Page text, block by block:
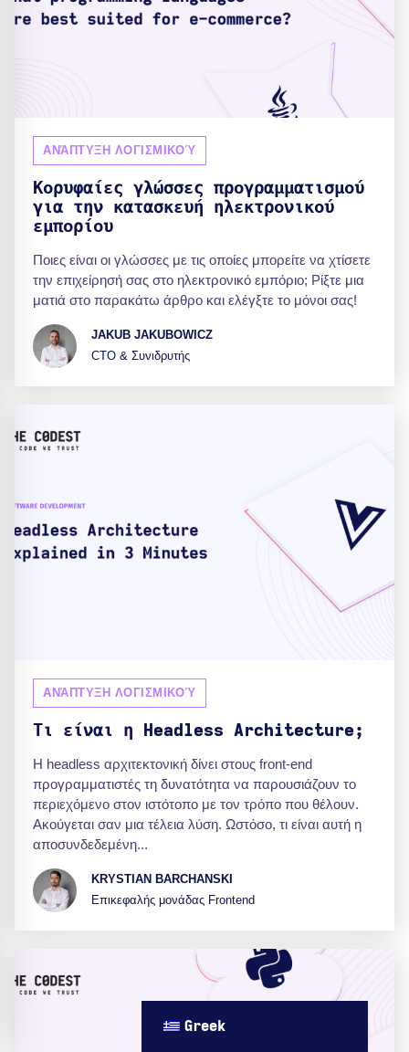
ΑΝΆΠΤΥΞΗ ΛΟΓΙΣΜΙΚΟΎ
Κορυφαίες γλώσσες προγραμματισμού
για την κατασκευή ηλεκτρονικού
εμπορίου
Ποιες είναι οι γλώσσες με τις οποίες μπορείτε να χτίσετε
την επιχείρησή σας στο ηλεκτρονικό εμπόριο; Ρίξτε μια
ματιά στο παρακάτω άρθρο και ελέγξτε το μόνοι σας!
JAKUB JAKUBOWICZ
CTO & Συνιδρυτής
ΑΝΆΠΤΥΞΗ ΛΟΓΙΣΜΙΚΟΎ
Τι είναι η Headless Architecture;
Η headless αρχιτεκτονική δίνει στους front-end
προγραμματιστές τη δυνατότητα να παρουσιάζουν το
περιεχόμενο στον ιστότοπο με τον τρόπο που θέλουν.
Ακούγεται σαν μια τέλεια λύση. Ωστόσο, τι είναι αυτή η
αποσυνδεδεμένη...
KRYSTIAN BARCHANSKI
Επικεφαλής μονάδας Frontend
Greek